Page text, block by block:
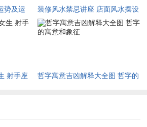
与逻辑思维将进入高峰，正宜攻坚最薄弱
一路高歌，而是呈波浪式跃进，夏秋之
减少横向比较，多肯定她每一小步的突
势及运
全年运
装修风水禁忌讲座 店面风水摆设
射手座
哲字寓意吉凶解释大全图 哲字的